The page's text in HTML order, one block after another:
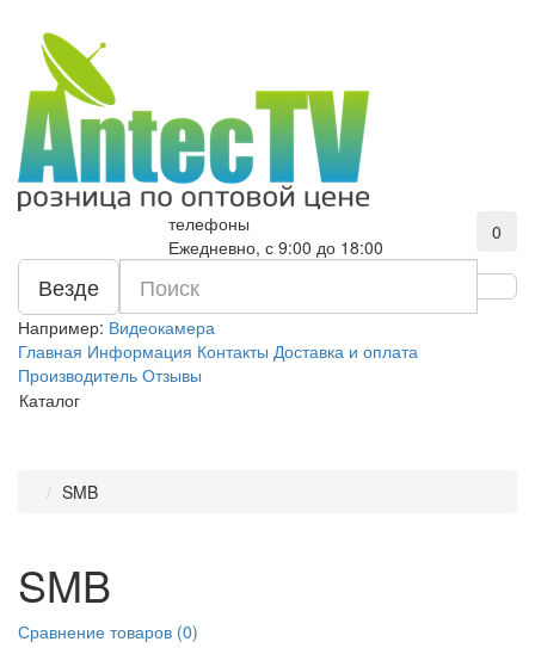
телефоны
Ежедневно, с 9:00 до 18:00
0
Везде
Например: Видеокамера
Главная Информация Контакты Доставка и оплата
Производитель Отзывы
Каталог
SMB
SMB
Сравнение товаров (0)